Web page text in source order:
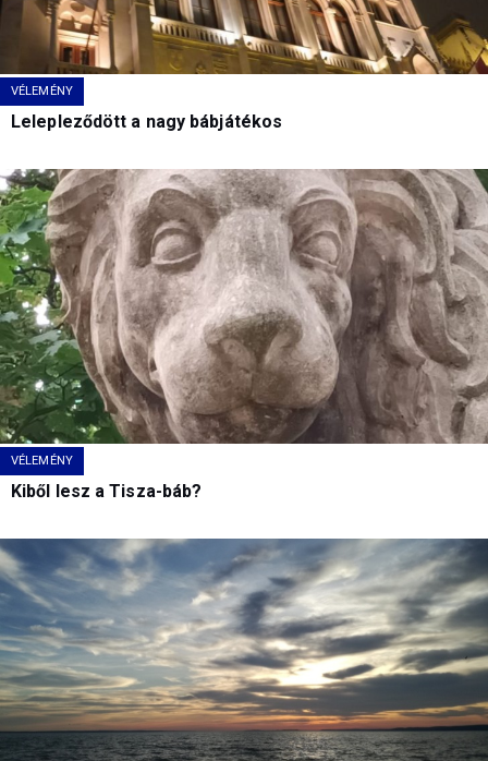
VÉLEMÉNY
Lelepleződött a nagy bábjátékos
VÉLEMÉNY
Kiből lesz a Tisza-báb?